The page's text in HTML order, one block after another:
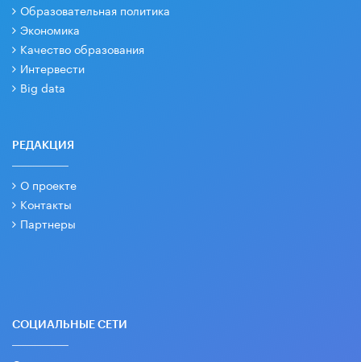
Образовательная политика
Экономика
Качество образования
Интервести
Big data
РЕДАКЦИЯ
О проекте
Контакты
Партнеры
СОЦИАЛЬНЫЕ СЕТИ